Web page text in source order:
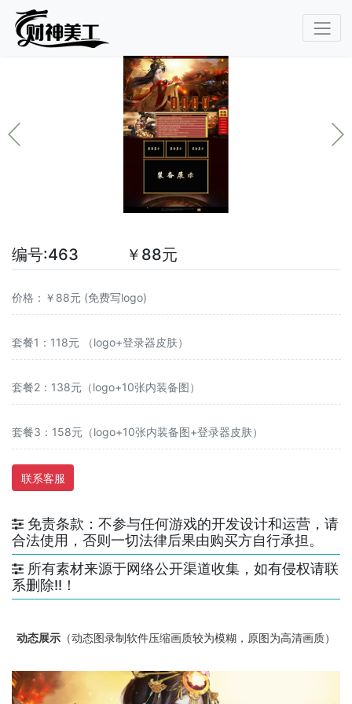
编号:463 ￥88元
价格：￥88元 (免费写logo)
套餐1：118元 （logo+登录器皮肤）
套餐2：138元（logo+10张内装备图）
套餐3：158元（logo+10张内装备图+登录器皮肤）
联系客服
免责条款：不参与任何游戏的开发设计和运营，请
合法使用，否则一切法律后果由购买方自行承担。
所有素材来源于网络公开渠道收集，如有侵权请联
系删除!!！
动态展示 （动态图录制软件压缩画质较为模糊，原图为高清画质）